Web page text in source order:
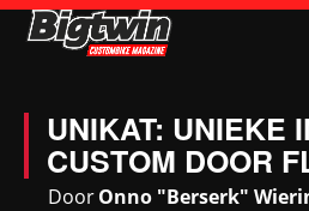
UNIKAT: UNIEKE
CUSTOM DOOR
DoorOnno "Berserk"